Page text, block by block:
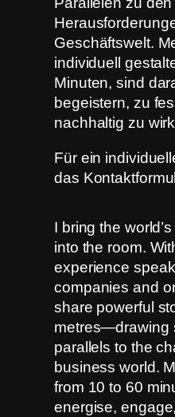
Geschäftswelt.
individuell
Minuten, sind
begeistern, zu
nachhaltig zu
Für ein
das
I bring the
into the room.
experience
companies and
share powerful
metres—drawing
parallels to the
business world.
from 10 to 60
energise,